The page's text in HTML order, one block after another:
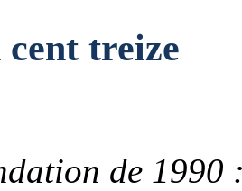
treize
de 1990